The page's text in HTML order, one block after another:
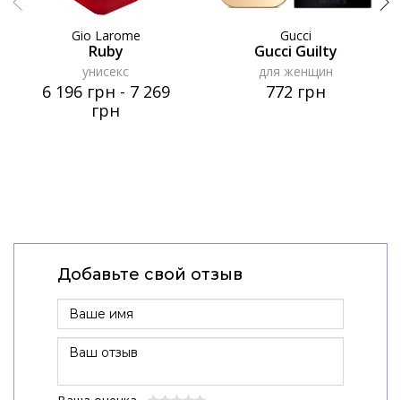
Gio Larome
Ruby
унисекс
6 196 грн - 7 269
грн
Gucci
Gucci Guilty
для женщин
772 грн
Добавьте свой отзыв